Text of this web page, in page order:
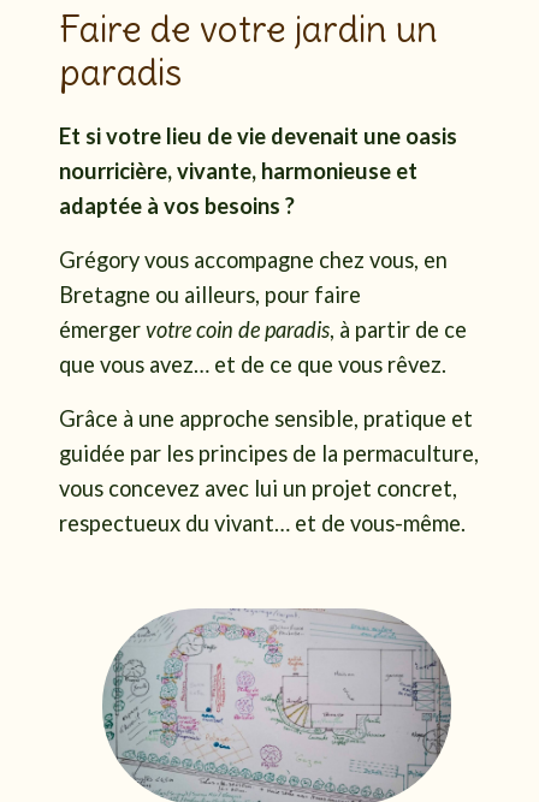
Faire de votre jardin un
paradis
Et si votre lieu de vie devenait une oasis
nourricière, vivante, harmonieuse et
adaptée à vos besoins ?
Grégory vous accompagne chez vous, en
Bretagne ou ailleurs, pour faire
émergervotre coin de paradis, à partir de ce
que vous avez… et de ce que vous rêvez.
Grâce à une approche sensible, pratique et
guidée par les principes de la permaculture,
vous concevez avec lui un projet concret,
respectueux du vivant… et de vous-même.